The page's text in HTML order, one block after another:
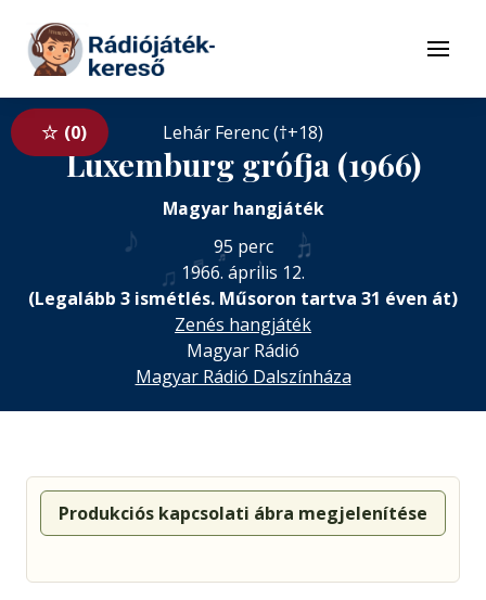
Tovább a tartalomhoz
Menü
0
♪
♫ ♬
♪
♩
♫
♪
♬
Lehár Ferenc (†+18)
Luxemburg grófja (1966)
Magyar hangjáték
95 perc
1966. április 12.
(Legalább 3 ismétlés. Műsoron tartva 31 éven át)
Zenés hangjáték
Magyar Rádió
Magyar Rádió Dalszínháza
Produkciós kapcsolati ábra megjelenítése